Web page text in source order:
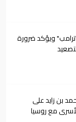
ويؤكد ضرورة
بن زايد على
مع روسيا